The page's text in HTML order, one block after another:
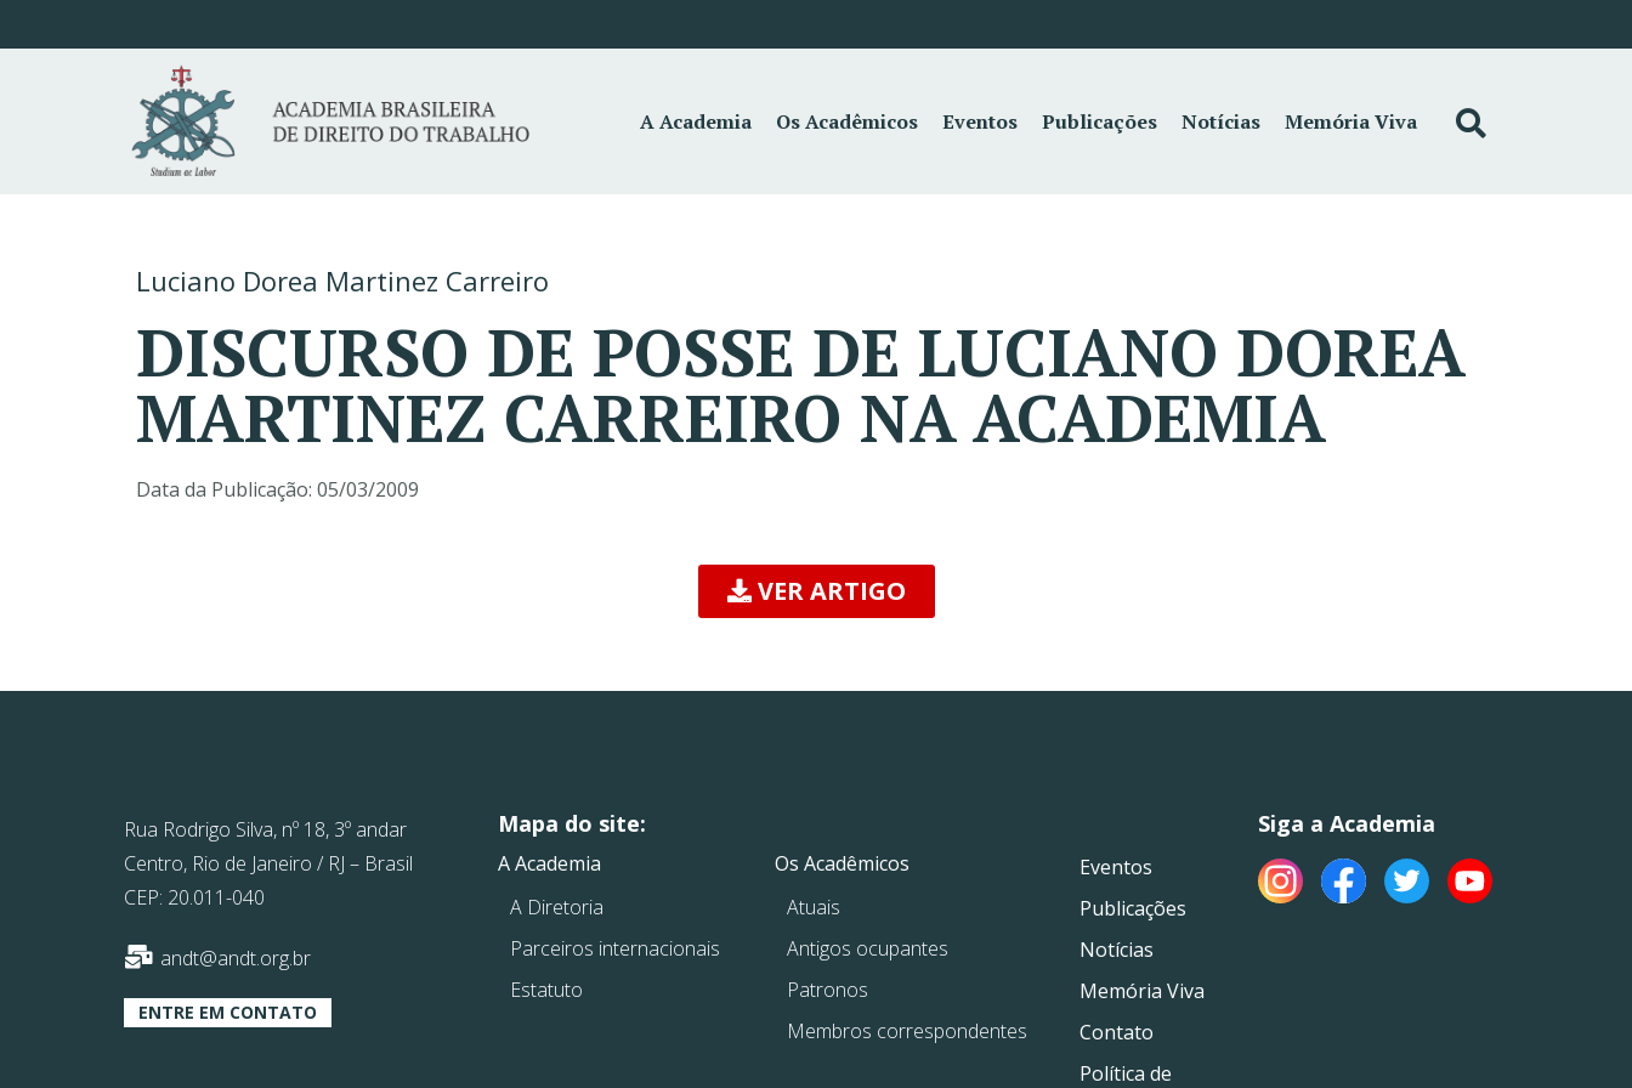
A Academia Os Acadêmicos Eventos Publicações Notícias Memória Viva
Luciano Dorea Martinez Carreiro
DISCURSO DE POSSE DE LUCIANO DOREA
MARTINEZ CARREIRO NA ACADEMIA
Data da Publicação: 05/03/2009
VER ARTIGO
Rua Rodrigo Silva, nº 18, 3º andar
Centro, Rio de Janeiro / RJ – Brasil
CEP: 20.011-040
andt@andt.org.br
ENTRE EM CONTATO
Mapa do site:
A Academia
A Diretoria
Parceiros internacionais
Estatuto
Os Acadêmicos
Atuais
Antigos ocupantes
Patronos
Membros correspondentes
Eventos
Publicações
Notícias
Memória Viva
Contato
Política de
Siga a Academia